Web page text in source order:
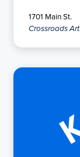
1701 Main St.
Crossroads